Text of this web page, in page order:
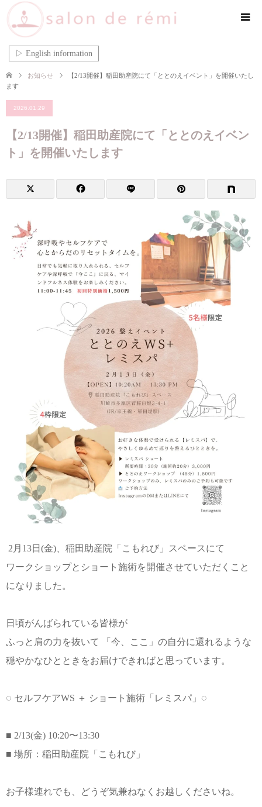
▷ English information
お知らせ
【2/13開催】稲田助産院にて「ととのえイベント」を開催いたし
ます
2026.01.29
【2/13開催】稲田助産院にて「ととのえイベン
ト」を開催いたします
2月13日(金)、稲田助産院「こもれび」スペースにて
ワークショップとショート施術を開催させていただくこと
になりました。
日頃がんばられている皆様が
ふっと肩の力を抜いて 「今、ここ」の自分に還れるような
穏やかなひとときをお届けできればと思っています。
◌ セルフケアWS ＋ ショート施術「レミスパ」◌
■ 2/13(金) 10:20〜13:30
■ 場所：稲田助産院「こもれび」
お子様連れでも、どうぞ気兼ねなくお越しくださいね。